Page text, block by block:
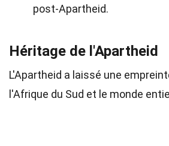
post-Apartheid.
Héritage de l'Apartheid
L'Apartheid a laissé une
l'Afrique du Sud et le monde